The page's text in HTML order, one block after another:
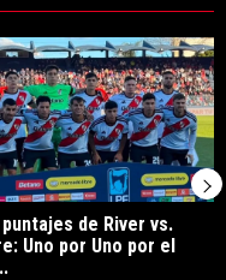
dijo Coudet sobre los
de tendencia con el
de River vs.
Uno por Uno por el